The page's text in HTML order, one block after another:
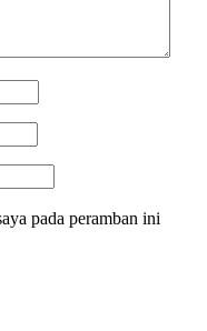
pada peramban ini